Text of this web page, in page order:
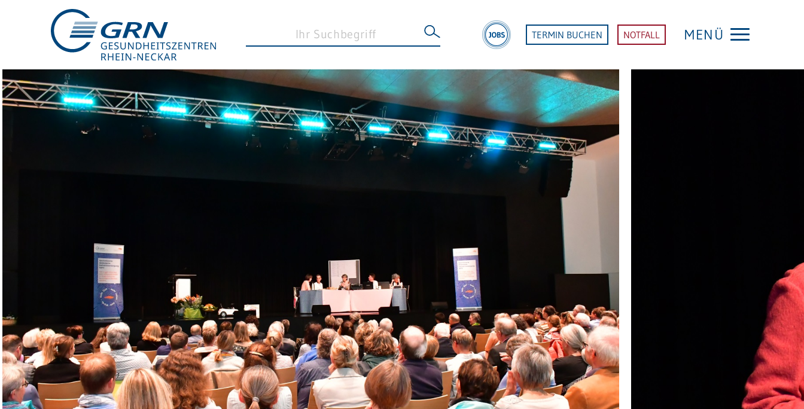
TERMIN BUCHEN NOTFALL MENÜ
GRN
Der Verbund
Karriere
Barrierefreiheit
STANDORTE
Eberbach
Schwetzingen
Sinsheim